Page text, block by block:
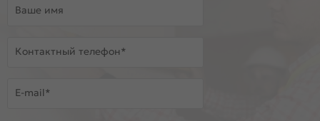
Ваше имя
Контактный телефон*
E-mail*